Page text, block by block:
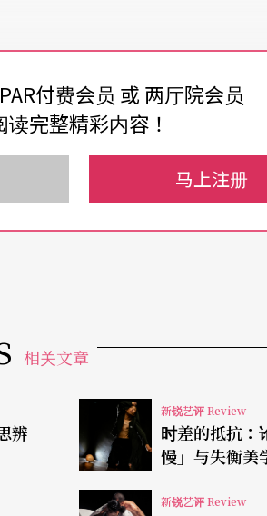
企图。肉体腐烂的时间连结了第1
了自我矛盾对立的起点，他们没有
离开身躯，破碎的关节被绑到手术
顺序连接的两个部分，不如往后几
众一个对于死亡的疑惑：死后的
的巧思，竞争而自相残杀、过度
自己没入人群后不被关心……扭曲
得看著一群荒谬的、边缘的个体
时候，一生也被这些困扰纠缠著
付费会员 或 两厅院会员
读完整精彩内容！
马上注册
相关文章
辨
新锐艺评 Review
时差的抵抗：
慢」与失衡美
新锐艺评 Review